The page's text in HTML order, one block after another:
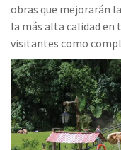
obras que mejorarán
la más alta calidad en
visitantes como